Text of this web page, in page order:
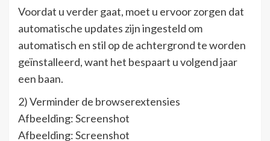
Voordat u verder gaat, moet u ervoor zorgen dat
automatische updates zijn ingesteld om
automatisch en stil op de achtergrond te worden
geïnstalleerd, want het bespaart u volgend jaar
een baan.
2) Verminder de browserextensies
Afbeelding: Screenshot
Afbeelding: Screenshot